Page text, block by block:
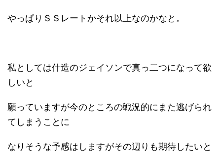
やっぱりＳＳレートかそれ以上なのかなと。
私としては什造のジェイソンで真っ二つになって欲
しいと
願っていますが今のところの戦況的にまた逃げられ
てしまうことに
なりそうな予感はしますがその辺りも期待したいと